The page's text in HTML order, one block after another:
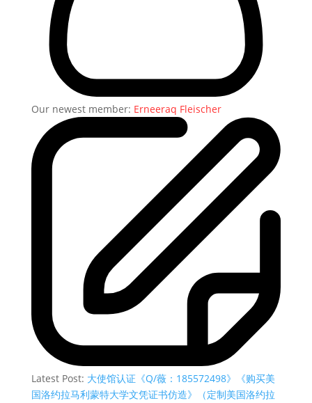
Our newest member: Erneeraq Fleischer
Latest Post: 大使馆认证《Q/薇：185572498》《购买美
国洛约拉马利蒙特大学文凭证书仿造》（定制美国洛约拉